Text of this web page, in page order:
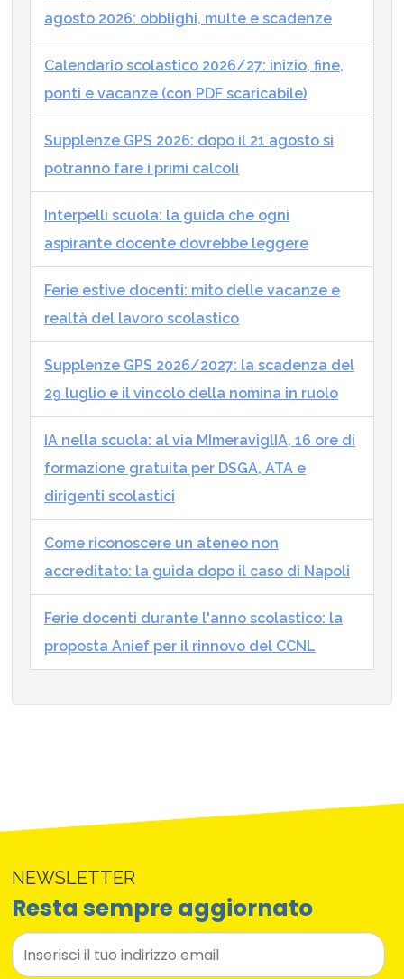
agosto 2026: obblighi, multe e scadenze
Calendario scolastico 2026/27: inizio, fine,
ponti e vacanze (con PDF scaricabile)
Supplenze GPS 2026: dopo il 21 agosto si
potranno fare i primi calcoli
Interpelli scuola: la guida che ogni
aspirante docente dovrebbe leggere
Ferie estive docenti: mito delle vacanze e
realtà del lavoro scolastico
Supplenze GPS 2026/2027: la scadenza del
29 luglio e il vincolo della nomina in ruolo
IA nella scuola: al via MImeraviglIA, 16 ore di
formazione gratuita per DSGA, ATA e
dirigenti scolastici
Come riconoscere un ateneo non
accreditato: la guida dopo il caso di Napoli
Ferie docenti durante l'anno scolastico: la
proposta Anief per il rinnovo del CCNL
NEWSLETTER
Resta sempre aggiornato